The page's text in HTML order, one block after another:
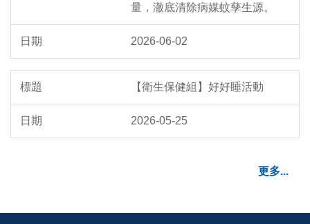
量，澈底清除病媒蚊孳生源。
2026-06-02
【衛生保健組】好好睡活動
2026-05-25
更多...